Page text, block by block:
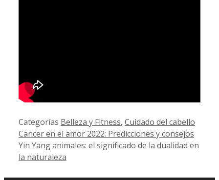
Categorías Belleza y Fitness, Cuidado del cabello
Cancer en el amor 2022: Predicciones y consejos
Yin Yang animales: el significado de la dualidad en
la naturaleza